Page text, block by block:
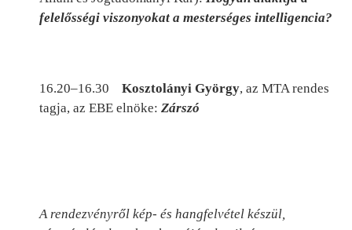
felelősségi viszonyokat a mesterséges intelligencia?
16.20–16.30 Kosztolányi György, az MTA rendes
tagja, az EBE elnöke: Zárszó
A rendezvényről kép- és hangfelvétel készül,